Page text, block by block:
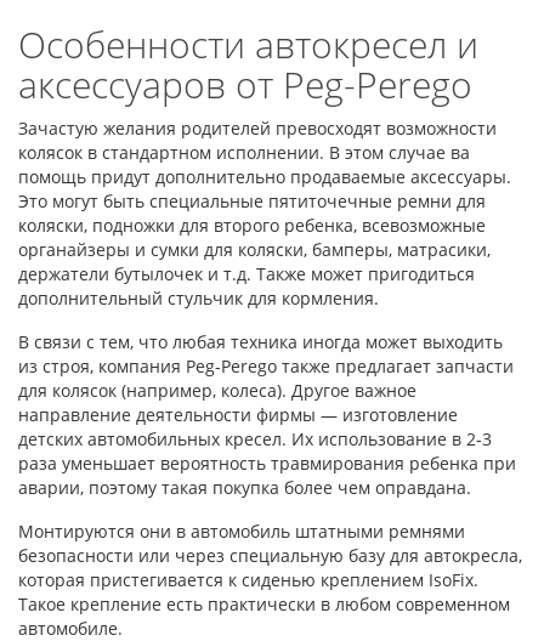
Особенности автокресел и
аксессуаров от Peg-Perego
Зачастую желания родителей превосходят возможности
колясок в стандартном исполнении. В этом случае ва
помощь придут дополнительно продаваемые аксессуары.
Это могут быть специальные пятиточечные ремни для
коляски, подножки для второго ребенка, всевозможные
органайзеры и сумки для коляски, бамперы, матрасики,
держатели бутылочек и т.д. Также может пригодиться
дополнительный стульчик для кормления.
В связи с тем, что любая техника иногда может выходить
из строя, компания Peg-Perego также предлагает запчасти
для колясок (например, колеса). Другое важное
направление деятельности фирмы — изготовление
детских автомобильных кресел. Их использование в 2-3
раза уменьшает вероятность травмирования ребенка при
аварии, поэтому такая покупка более чем оправдана.
Монтируются они в автомобиль штатными ремнями
безопасности или через специальную базу для автокресла,
которая пристегивается к сиденью креплением IsoFix.
Такое крепление есть практически в любом современном
автомобиле.